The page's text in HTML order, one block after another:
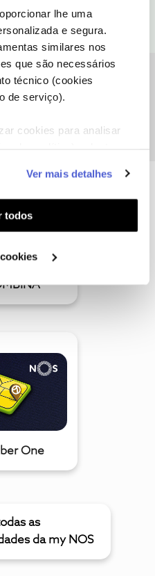
lhe uma
e segura.
similares nos
que são necessários
técnico (cookies
de serviço).
cookies para analisar
e
aos seus interesses
Pode gerir a
em "Configurar
Ver mais detalhes
todos
relevante. Marque
nos melhores comentários.
One
as
da my NOS